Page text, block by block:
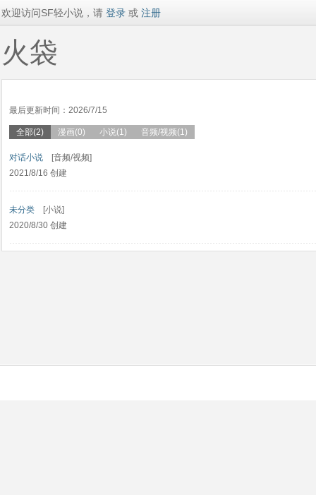
欢迎访问SF轻小说，请 登录 或 注册
火袋
最后更新时间：2026/7/15
全部(2) 漫画(0) 小说(1) 音频/视频(1)
对话小说 [音频/视频]
2021/8/16 创建
未分类 [小说]
2020/8/30 创建